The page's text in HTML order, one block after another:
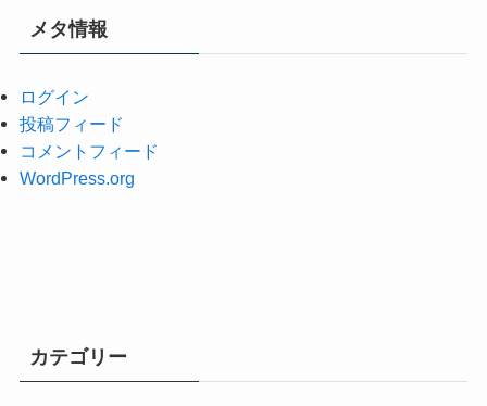
メタ情報
ログイン
投稿フィード
コメントフィード
WordPress.org
カテゴリー